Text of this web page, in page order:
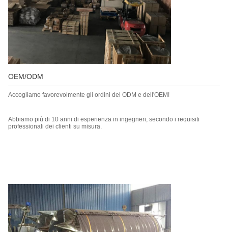
OEM/ODM
Accogliamo favorevolmente gli ordini del ODM e dell'OEM!
Abbiamo più di 10 anni di esperienza in ingegneri, secondo i requisiti
professionali dei clienti su misura.